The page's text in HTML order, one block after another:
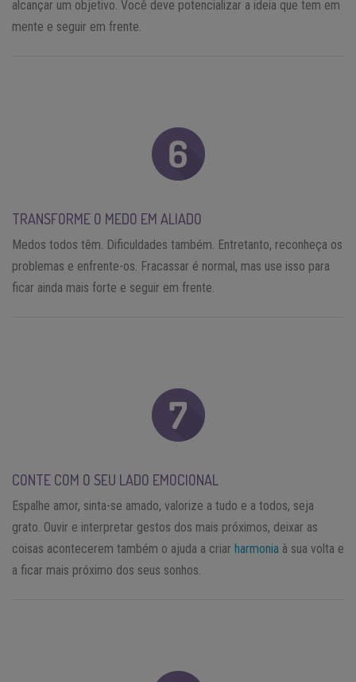
alcançar um objetivo. Você deve potencializar a ideia que tem em
mente e seguir em frente.
TRANSFORME O MEDO EM ALIADO
Medos todos têm. Dificuldades também. Entretanto, reconheça os
problemas e enfrente-os. Fracassar é normal, mas use isso para
ficar ainda mais forte e seguir em frente.
CONTE COM O SEU LADO EMOCIONAL
Espalhe amor, sinta-se amado, valorize a tudo e a todos, seja
grato. Ouvir e interpretar gestos dos mais próximos, deixar as
coisas acontecerem também o ajuda a criar harmonia à sua volta e
a ficar mais próximo dos seus sonhos.